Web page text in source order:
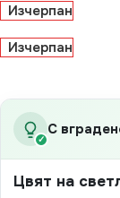
Изчерпан
Изчерпан
✓
С
Цвят на